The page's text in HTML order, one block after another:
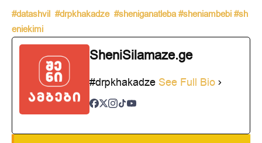
#datashvil #drpkhakadze #sheniganatleba #sheniambebi #sh
eniekimi
SheniSilamaze.ge
#drpkhakadze See Full Bio